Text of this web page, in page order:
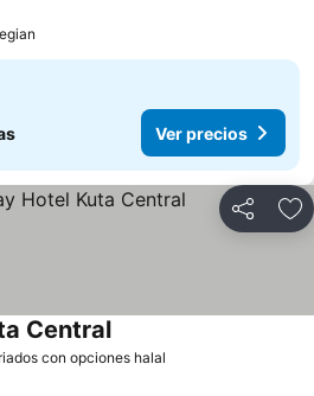
Ver precios
Compartir
con opciones halal
CentralVer precios